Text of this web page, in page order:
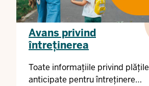
Avans privind
întreținerea
Toate informațiile privind plățile
anticipate pentru întreținere